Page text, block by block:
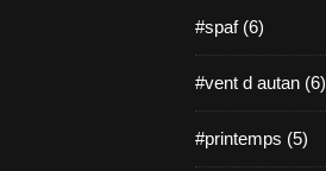
#spaf (6)
#vent d autan (6)
#printemps (5)